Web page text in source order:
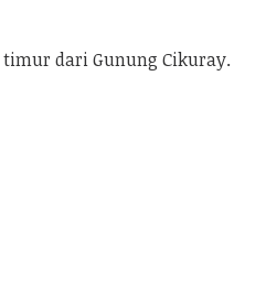
dari Gunung Cikuray.